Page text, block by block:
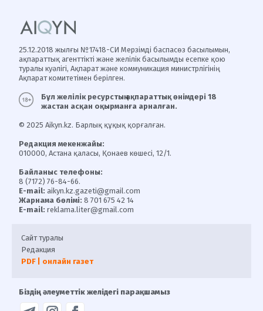
25.12.2018 жылғы №17418-СИ Мерзімді баспасөз басылымын,
ақпараттық агенттікті және желілік басылымды есепке қою
туралы куәлігі, Ақпарат және коммуникация министрлігінің
Ақпарат комитетімен берілген.
Бұл желілік ресурстың ақпараттық өнімдері 18
жастан асқан оқырманға арналған.
© 2025 Aikyn.kz. Барлық құқық қорғалған.
Редакция мекенжайы:
010000, Астана қаласы, Қонаев көшесі, 12/1.
Байланыс телефоны:
8 (7172) 76-84-66.
E-mail: aikyn.kz.gazeti@gmail.com
Жарнама бөлімі: 8 701 675 42 14
E-mail: reklama.liter@gmail.com
Сайт туралы
Редакция
PDF | онлайн газет
Біздің әлеуметтік желідегі парақшамыз